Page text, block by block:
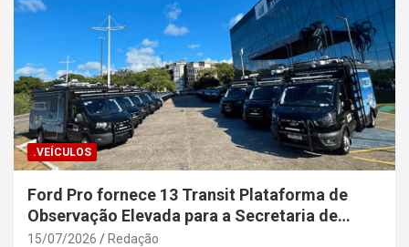
.VEÍCULOS
Ford Pro fornece 13 Transit Plataforma de
Observação Elevada para a Secretaria de
Segurança Pública da Bahia
15/07/2026 Redação